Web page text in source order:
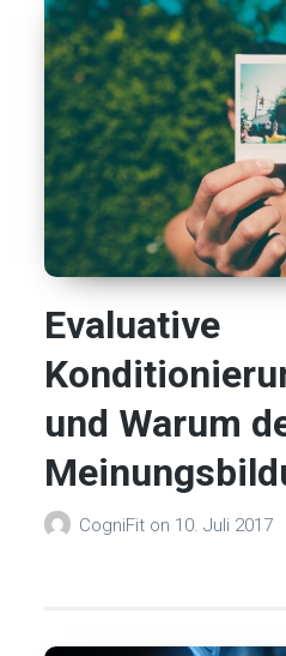
Evaluative
und Warum
CogniFit on 10. Juli 2017